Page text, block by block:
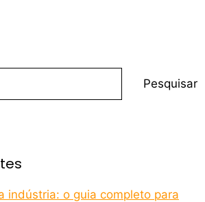
Pesquisar
indústria: o guia completo para